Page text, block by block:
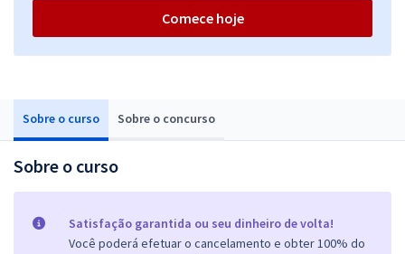
Sobre o curso Sobre o concurso
Sobre o curso
Satisfação garantida ou seu dinheiro de volta!
Você poderá efetuar o cancelamento e obter 100% do
Comece hoje